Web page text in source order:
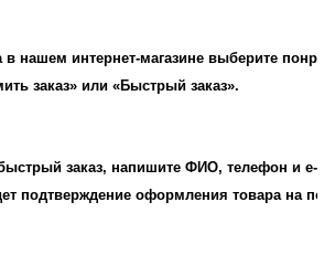
в нашем интернет-магазине выберите
заказ» или «Быстрый заказ».
заказ, напишите ФИО, телефон и e-
подтверждение оформления товара на